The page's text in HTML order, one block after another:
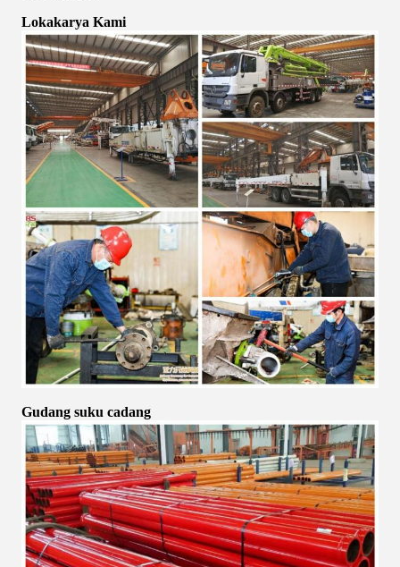
Lokakarya Kami
Gudang suku cadang